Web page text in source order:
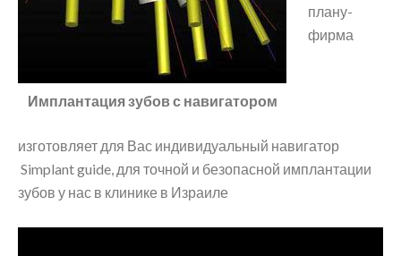
Имплантация зубов с навигатором
плану-
фирма
изготовляет для Вас индивидуальный навигатор
Simplant guide, для точной и безопасной имплантации
зубов у нас в клинике в Израиле